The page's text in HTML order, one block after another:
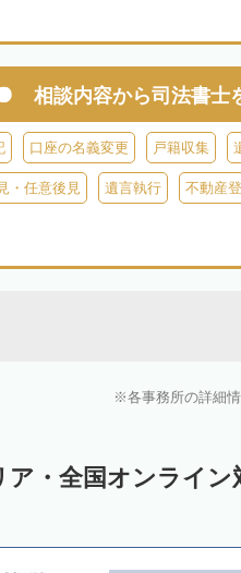
相談内容から司法書士
口座の名義変更 戸籍収集
・任意後見 遺言執行 不動産
各事務所の詳細
ア・全国オンライ